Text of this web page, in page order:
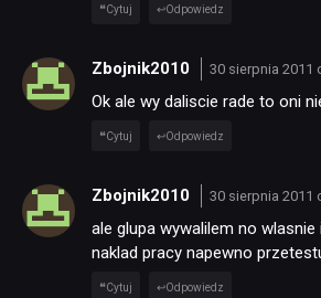
Cytuj Odpowiedz
Zbojnik2010 30 sierpnia 2011
Ok ale wy daliscie rade to oni
Cytuj Odpowiedz
Zbojnik2010 30 sierpnia 2011
ale glupa wywalilem no
naklad pracy napewno
Cytuj Odpowiedz